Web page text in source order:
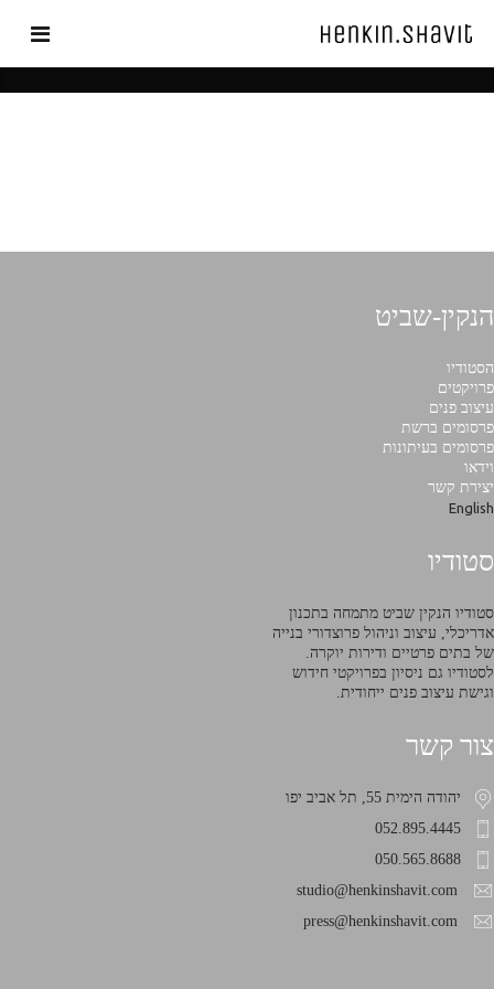
CATEGORY: NATPLANFORUM.ORG.UK
הנקין-שביט
הסטודיו
פרויקטים
עיצוב פנים
פרסומים ברשת
פרסומים בעיתונות
וידאו
יצירת קשר
English
סטודיו
סטודיו הנקין שביט מתמחה בתכנון
אדריכלי, עיצוב וניהול פרוצדורי בנייה
של בתים פרטיים ודירות יוקרה.
לסטודיו גם ניסיון בפרויקטי חידוש
וגישת עיצוב פנים ייחודית.
צור קשר
יהודה הימית 55, תל אביב יפו
052.895.4445
050.565.8688
studio@henkinshavit.com
press@henkinshavit.com